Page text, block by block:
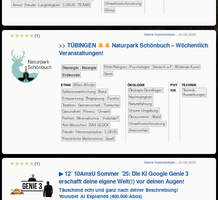
Armut
Freude Langlebigkeit LUXUS TEAMS
​​Umweltverschmutzung
Klima
>> TÜBINGEN
Naturpark Schönbuch – Wöchentlich
Veranstaltungen!
​​​​​​​Ökologie
​​​​​​Biologie
​​​​Erdkunde
​​​​​​​​​​Ethik/​Religion ​​​​​​​​​​Psychologie ​​​Deutsch a.F.
Bildende Kunst
Sport
ETHIK (Klein-)Kinder
​​​​​​​​​​​​​​​​​​​​​​​​​​​​​​​​​​​​​​​​Selbst­verwirklichung
​​​​​​​​​​​​​​​Beruf
​​​​​​​​​​​​​Entspannung
​​​​​​​​​​​​Begegnung
​​​​​​​​​​​Familie
​​​​​​​​​​​Tradition
​​​​​​​​​​Gemeinschaft
​​​​​​​​Tierrechte
​​​​​​Gesundheit
​​​​​Fitness
​​​​​Umwelt
​​​Freiheit
​​Minimalismus
​​Vorbilder?
Alte Menschen
DAS GLÜCK
Freude
Herzensprojekte
LUXUS
Persönliche Meilensteine
Spaß
ÖKO​LOGIE
​​​​​​​​​​​​​​​​Ökologie-Grundlagen
​​​​​​​​​​​​​​​Nachhaltigkeit
​​​​​​​​​​​​​Naturerfahrung
​​​​​​​​​​​​​Unsere Umgebung
​​​​​​​​​​​Ökosysteme
​​​​​​​​​​Wald
​​Umweltverschmutzung
Artenvielfalt
PHY​
SIK
TECH​NIK
​​​​​​Technik-
Auswirkungen
Keine Kommentare – 25.08.2025
(1)
▶ 12´ 10AmxU Sommer ´25: Die KI Google Genie 3
erschafft deine eigene Welt(!) vor deinen Augen!
Täuschend echt und ganz nach deiner Beschreibung!
Youtuber AI Explained (400.000 Abos)
Keine Kommentare – 25.08.2025
(1)